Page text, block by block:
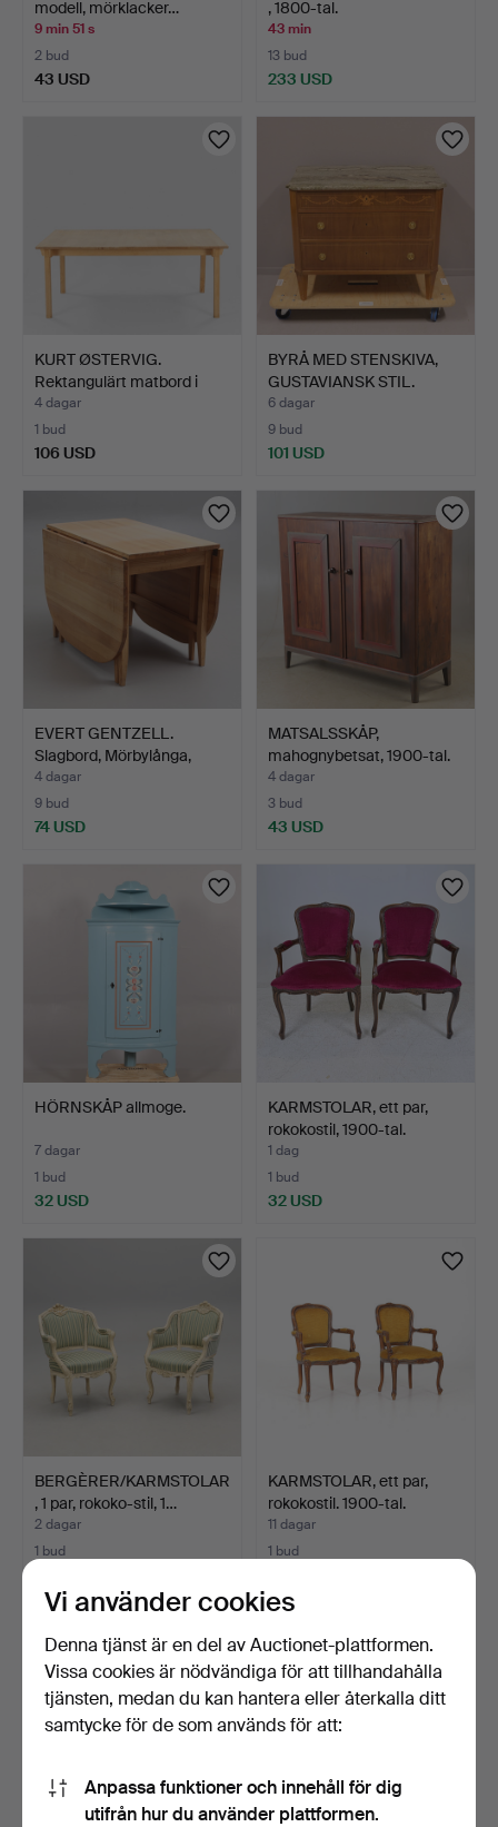
modell, mörklacker…
9 min 51 s
2 bud
43 USD
, 1800-tal.
43 min
13 bud
233 USD
KURT ØSTERVIG.
Rektangulärt matbord i
mass…
4 dagar
1 bud
106 USD
BYRÅ MED STENSKIVA,
GUSTAVIANSK STIL.
6 dagar
9 bud
101 USD
EVERT GENTZELL.
Slagbord, Mörbylånga,
stäm…
4 dagar
9 bud
74 USD
MATSALSSKÅP,
mahognybetsat, 1900-tal.
4 dagar
3 bud
43 USD
HÖRNSKÅP allmoge.
7 dagar
1 bud
32 USD
KARMSTOLAR, ett par,
rokokostil, 1900-tal.
1 dag
1 bud
32 USD
BERGÈRER/KARMSTOLAR
, 1 par, rokoko-stil, 1…
2 dagar
1 bud
KARMSTOLAR, ett par,
rokokostil. 1900-tal.
11 dagar
1 bud
Vi använder cookies
Denna tjänst är en del av Auctionet-plattformen.
Vissa cookies är nödvändiga för att tillhandahålla
tjänsten, medan du kan hantera eller återkalla ditt
samtycke för de som används för att:
Anpassa funktioner och innehåll för dig
utifrån hur du använder plattformen.